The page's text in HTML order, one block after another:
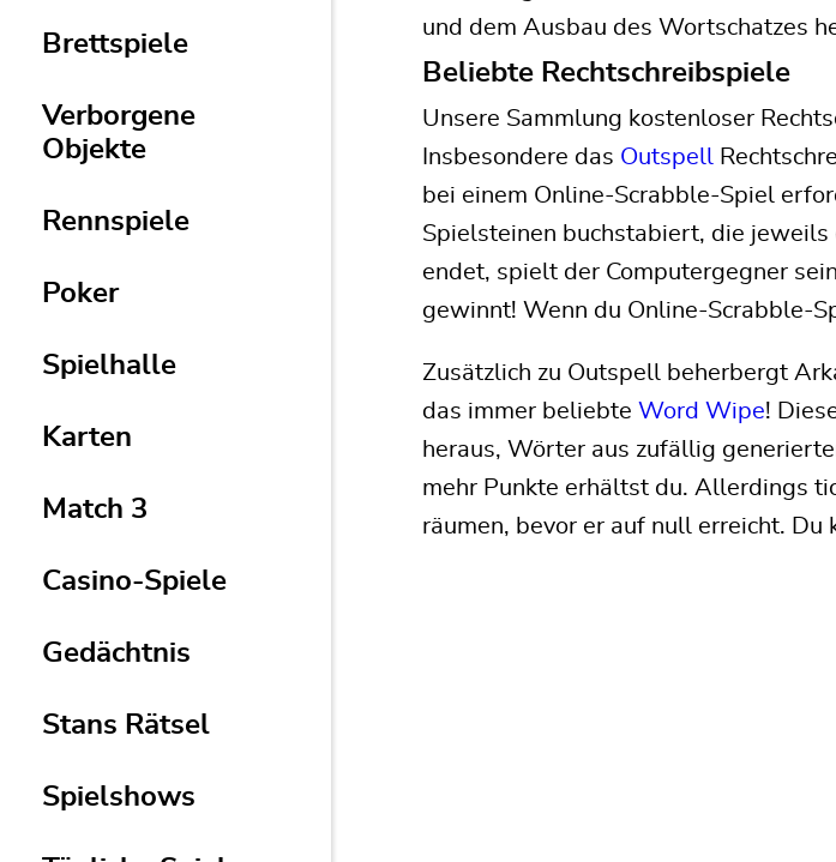
Brettspiele
Verborgene
Objekte
Rennspiele
Poker
Spielhalle
Karten
Match 3
Casino-Spiele
Gedächtnis
Stans Rätsel
Spielshows
und dem Ausbau des Wortschatzes
Beliebte Rechtschreibspiele
Unsere Sammlung kostenloser
Insbesondere das Outspell
bei einem Online-Scrabble-Spiel
Spielsteinen buchstabiert, die jeweils
endet, spielt der Computergegner
gewinnt! Wenn du Online-Scrabble-
Zusätzlich zu Outspell beherbergt
das immer beliebte Word Wipe!
heraus, Wörter aus zufällig
mehr Punkte erhältst du. Allerdings
räumen, bevor er auf null erreicht. Du